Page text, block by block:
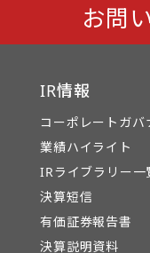
お問
IR情報
コーポレートガバ
業績ハイライト
IRライブラリー一
決算短信
有価証券報告書
決算説明資料